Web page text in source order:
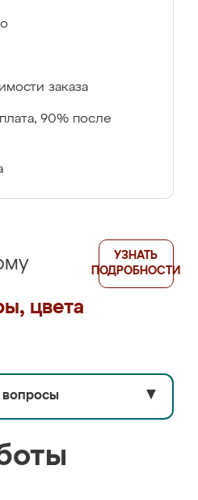
заказа
90% после
цвета
УЗНАТЬ
ПОДРОБНОСТИ
вопросы ▼